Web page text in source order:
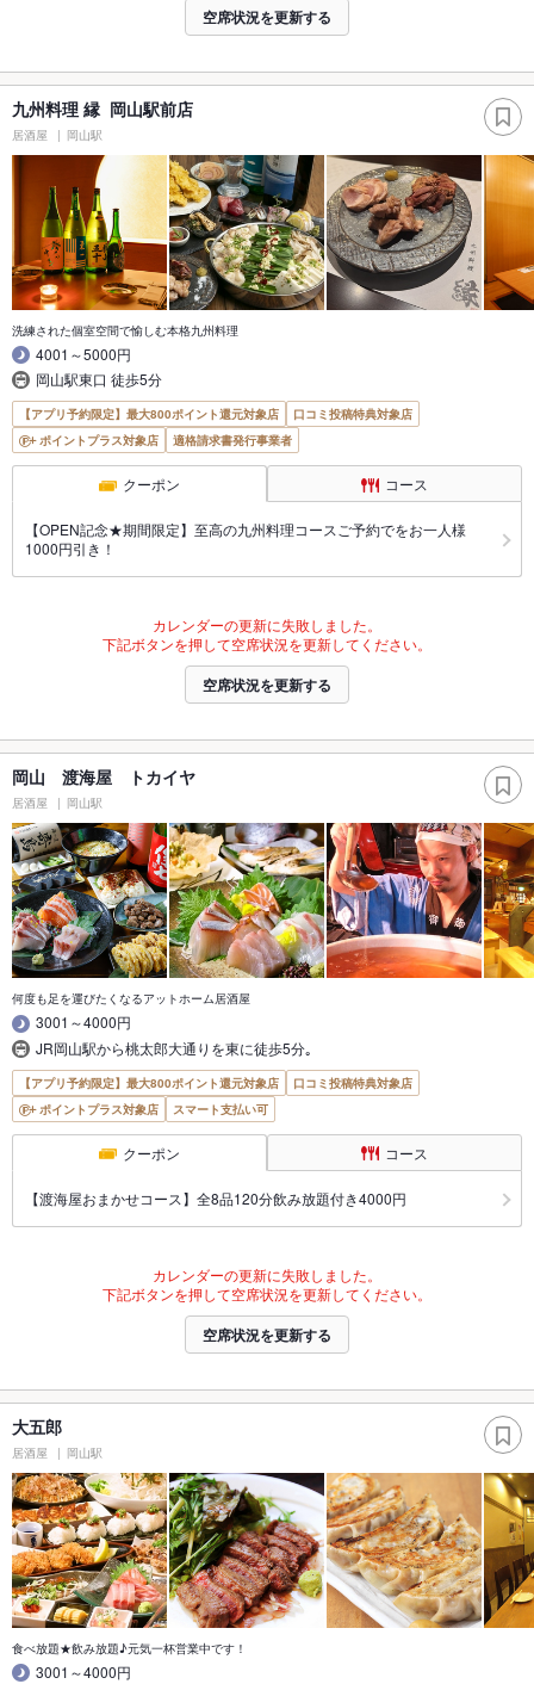
空席状況を更新する
九州料理 縁 岡山駅前店
居酒屋 岡山駅
洗練された個室空間で愉しむ本格九州料理
4001～5000円
岡山駅東口 徒歩5分
【アプリ予約限定】最大800ポイント還元対象店
口コミ投稿特典対象店
ポイントプラス対象店
適格請求書発行事業者
クーポン コース
【OPEN記念★期間限定】至高の九州料理コースご予約でをお一人様
1000円引き！
カレンダーの更新に失敗しました。
下記ボタンを押して空席状況を更新してください。
空席状況を更新する
岡山 渡海屋 トカイヤ
居酒屋 岡山駅
何度も足を運びたくなるアットホーム居酒屋
3001～4000円
JR岡山駅から桃太郎大通りを東に徒歩5分｡
【アプリ予約限定】最大800ポイント還元対象店
口コミ投稿特典対象店
ポイントプラス対象店
スマート支払い可
クーポン コース
【渡海屋おまかせコース】全8品120分飲み放題付き4000円
カレンダーの更新に失敗しました。
下記ボタンを押して空席状況を更新してください。
空席状況を更新する
大五郎
居酒屋 岡山駅
食べ放題★飲み放題♪元気一杯営業中です！
3001～4000円